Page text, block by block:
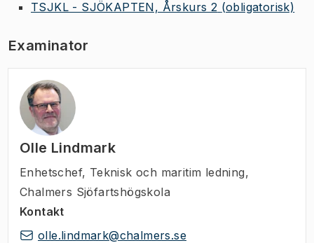
TSJKL - SJÖKAPTEN, Årskurs 2 (obligatorisk)
Examinator
Olle Lindmark
Enhetschef, Teknisk och maritim ledning,
Chalmers Sjöfartshögskola
Kontakt
olle.lindmark@chalmers.se